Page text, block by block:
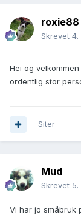
roxie88
Skrevet 4.
Hei og velkommen
ordentlig stor
Siter
Mud
Skrevet 5.
Vi har jo småbruk